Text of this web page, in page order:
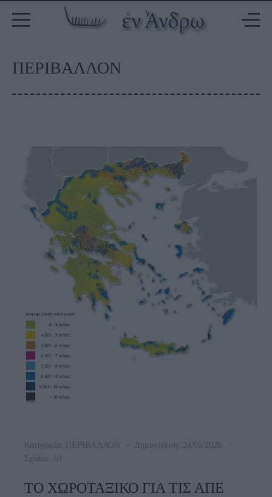
ΠΕΡΙΒΑΛΛΟΝ
Κατηγορία: ΠΕΡΙΒΑΛΛΟΝ
Δημοσίευση: 24/05/2026
Σχόλια: 10
ΤΟ ΧΩΡΟΤΑΞΙΚΟ ΓΙΑ ΤΙΣ ΑΠΕ